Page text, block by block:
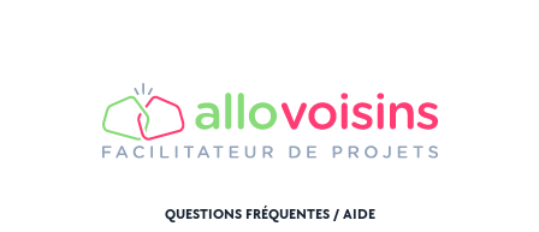
QUESTIONS FRÉQUENTES / AIDE